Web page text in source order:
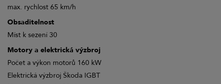
max. rychlost 65 km/h
Obsaditelnost
Míst k sezení 30
Motory a elektrická výzbroj
Počet a výkon motorů 160 kW
Elektrická výzbroj Škoda IGBT